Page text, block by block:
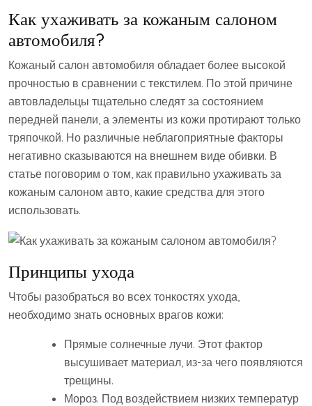
Как ухаживать за кожаным салоном
автомобиля?
Кожаный салон автомобиля обладает более высокой
прочностью в сравнении с текстилем. По этой причине
автовладельцы тщательно следят за состоянием
передней панели, а элементы из кожи протирают только
тряпочкой. Но различные неблагоприятные факторы
негативно сказываются на внешнем виде обивки. В
статье поговорим о том, как правильно ухаживать за
кожаным салоном авто, какие средства для этого
использовать.
Принципы ухода
Чтобы разобраться во всех тонкостях ухода,
необходимо знать основных врагов кожи:
Прямые солнечные лучи. Этот фактор
высушивает материал, из-за чего появляются
трещины.
Мороз. Под воздействием низких температур